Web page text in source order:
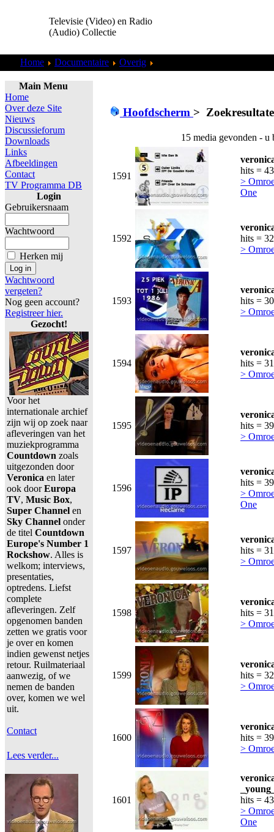
Televisie (Video) en Radio
(Audio) Collectie
Home Documentaire Overig
Main Menu
Home
Over deze Site
Nieuws
Discussieforum
Downloads
Links
Afbeeldingen
Contact
TV Programma DB
Login
Gebruikersnaam
Wachtwoord
Herken mij
Wachtwoord
vergeten?
Nog geen account?
Registreer hier.
Gezocht!
Voor het
internationale archief
zijn wij op zoek naar
afleveringen van het
muziekprogramma
Countdown zoals
uitgezonden door
Veronica en later
ook doorEuropa
TV, Music Box,
Super Channel en
Sky Channel onder
de titel Countdown
Europe's Number 1
Rockshow. Alles is
welkom; interviews,
presentaties,
optredens. Liefst
complete
afleveringen. Zelf
opgenomen banden
zetten we gratis voor
je over en komen
indien gewenst netjes
retour. Ruilmateriaal
aanwezig, of we
nemen de banden
over, komen we wel
uit.
Contact
Lees verder...
Hoofdscherm >
15 media gevonden - u
1591
hits =
>
One
1592
hits =
>
1593
hits =
>
1594
hits =
>
1595
hits =
>
1596
hits =
>
One
1597
hits =
>
1598
hits =
>
1599
hits =
>
1600
hits =
>
1601
hits =
>
One